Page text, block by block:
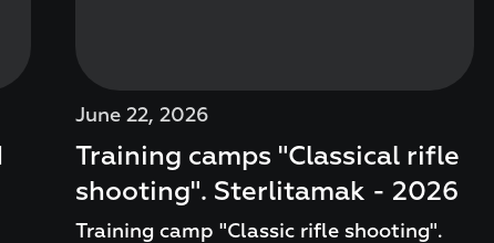
June 22, 2026
Training camps "Classical rifle
shooting". Sterlitamak - 2026
Training camp "Classic rifle shooting".